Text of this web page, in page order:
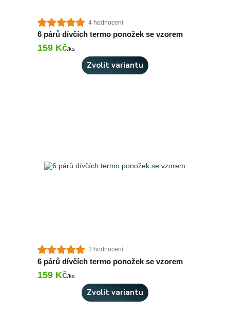
4 hodnocení
6 párů dívčích termo ponožek se vzorem
159 Kč/ks
Zvolit variantu
2 hodnocení
6 párů dívčích termo ponožek se vzorem
159 Kč/ks
Zvolit variantu